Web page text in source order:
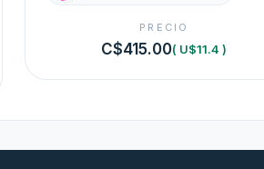
PRECIO
C$415.00( U$11.4 )